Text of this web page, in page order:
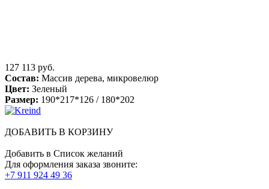
127 113 руб.
Состав: Массив дерева, микровелюр
Цвет: Зеленый
Размер: 190*217*126 / 180*202
ДОБАВИТЬ В КОРЗИНУ
Добавить в Список желаний
Для оформления заказа звоните:
+7 911 924 49 36